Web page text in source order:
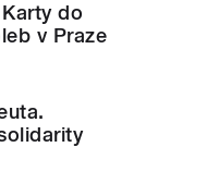
do
v Praze